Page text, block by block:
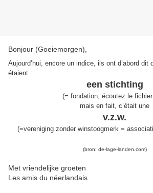
Bonjour (Goeiemorgen),
Aujourd’hui, encore un indice, ils ont d’abord dit
étaient :
een stichting
(= fondation; écoutez le
mais en fait, c’était une
v.z.w.
(=vereniging zonder winstoogmerk =
(bron: de-lage-landen.com)
Met vriendelijke groeten
Les amis du néerlandais